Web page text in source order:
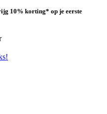
10% korting* op je eerste